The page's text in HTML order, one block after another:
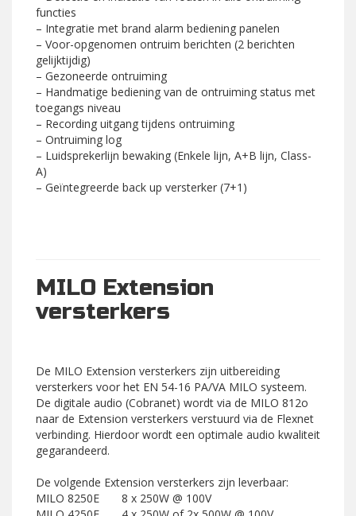
functies
– Integratie met brand alarm bediening panelen
– Voor-opgenomen ontruim berichten (2 berichten
gelijktijdig)
– Gezoneerde ontruiming
– Handmatige bediening van de ontruiming status met
toegangs niveau
– Recording uitgang tijdens ontruiming
– Ontruiming log
– Luidsprekerlijn bewaking (Enkele lijn, A+B lijn, Class-
A)
– Geïntegreerde back up versterker (7+1)
MILO Extension
versterkers
De MILO Extension versterkers zijn uitbereiding
versterkers voor het EN 54-16 PA/VA MILO systeem.
De digitale audio (Cobranet) wordt via de MILO 812o
naar de Extension versterkers verstuurd via de Flexnet
verbinding. Hierdoor wordt een optimale audio kwaliteit
gegarandeerd.
De volgende Extension versterkers zijn leverbaar:
MILO 8250E 8 x 250W @ 100V